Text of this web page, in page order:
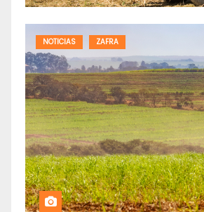
NOTICIAS ZAFRA